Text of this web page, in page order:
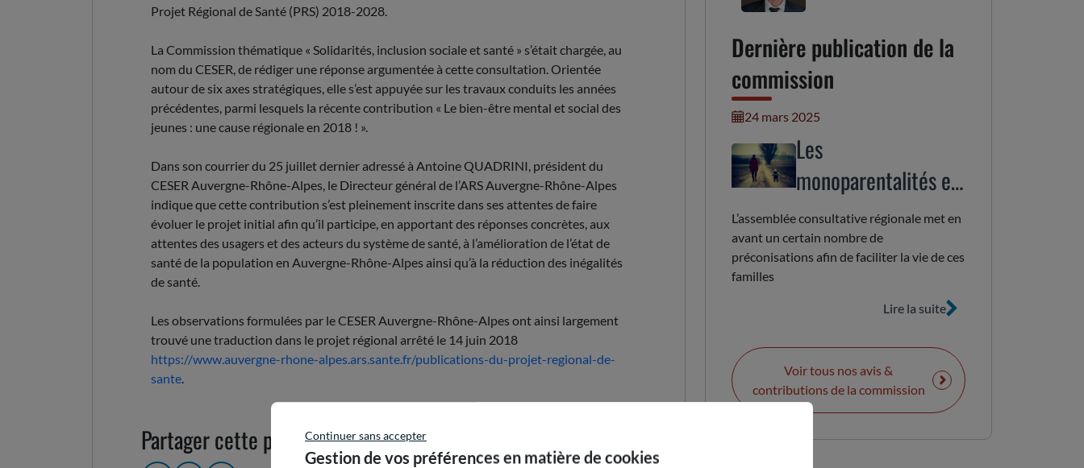
Projet Régional de Santé (PRS) 2018-2028.
La Commission thématique « Solidarités, inclusion sociale et santé » s’était chargée, au
nom du CESER, de rédiger une réponse argumentée à cette consultation. Orientée
autour de six axes stratégiques, elle s’est appuyée sur les travaux conduits les années
précédentes, parmi lesquels la récente contribution « Le bien-être mental et social des
jeunes : une cause régionale en 2018 ! ».
Dans son courrier du 25 juillet dernier adressé à Antoine QUADRINI, président du
CESER Auvergne-Rhône-Alpes, le Directeur général de l’ARS Auvergne-Rhône-Alpes
indique que cette contribution s’est pleinement inscrite dans ses attentes de faire
évoluer le projet initial afin qu’il participe, en apportant des réponses concrètes, aux
attentes des usagers et des acteurs du système de santé, à l’amélioration de l’état de
santé de la population en Auvergne-Rhône-Alpes ainsi qu’à la réduction des inégalités
de santé.
Les observations formulées par le CESER Auvergne-Rhône-Alpes ont ainsi largement
trouvé une traduction dans le projet régional arrêté le 14 juin 2018
https://www.auvergne-rhone-alpes.ars.sante.fr/publications-du-projet-regional-de-
sante.
Partager cette publication Envoyer par e-mail
Dernière publication de la
commission
24 mars 2025
Les
monoparentalités en
Auvergne-Rhône-
Alpes : enjeux
L’assemblée consultative régionale met en
avant un certain nombre de
préconisations afin de faciliter la vie de ces
familles
Lire la suite
Voir tous nos avis &
contributions de la commission
Continuer sans accepter
Gestion de vos préférences en matière de cookies